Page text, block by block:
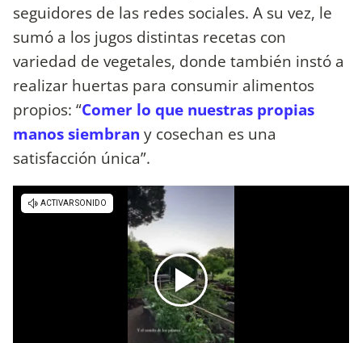
seguidores de las redes sociales. A su vez, le
sumó a los jugos distintas recetas con
variedad de vegetales, donde también instó a
realizar huertas para consumir alimentos
propios: “Comer lo que nuestras propias
manos siembran y cosechan es una
satisfacción única”.